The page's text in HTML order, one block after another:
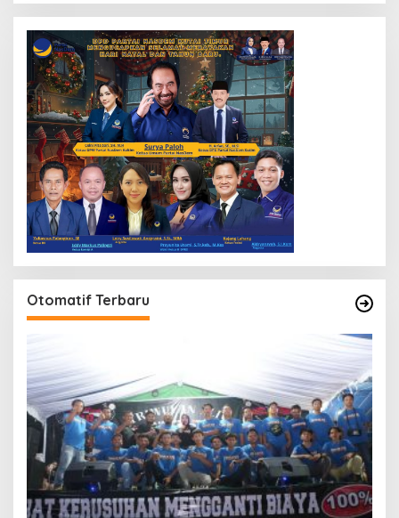
Otomatif Terbaru